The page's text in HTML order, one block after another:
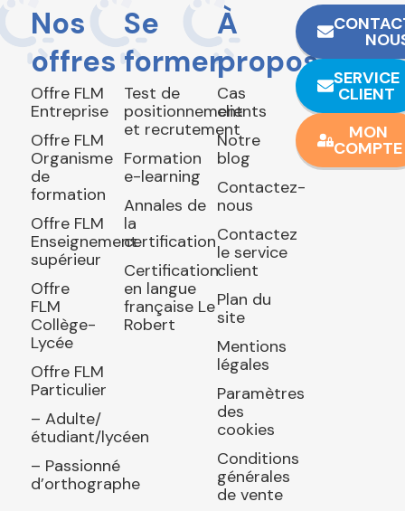
Nos
offres
Offre FLM
Entreprise
Offre FLM
Organisme
de
formation
Offre FLM
Enseignement
supérieur
Offre
FLM
Collège-
Lycée
Offre FLM
Particulier
– Adulte/
étudiant/lycéen
– Passionné
d’orthographe
Se
former
Test de
positionnement
et recrutement
Formation
e-learning
Annales de
la
certification
Certification
en langue
française Le
Robert
À
propos
Cas
clients
Notre
blog
Contactez-
nous
Contactez
le service
client
Plan du
site
Mentions
légales
Paramètres
des
cookies
Conditions
générales
de vente
SERVICE
CLIENT
MON
COMPTE